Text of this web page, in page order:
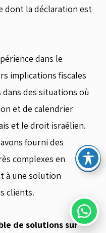
dont la déclaration est
dans le
implications fiscales
des situations où
et de calendrier
et le droit israélien.
fourni des
complexes en
à une solution
clients.
de solutions sur